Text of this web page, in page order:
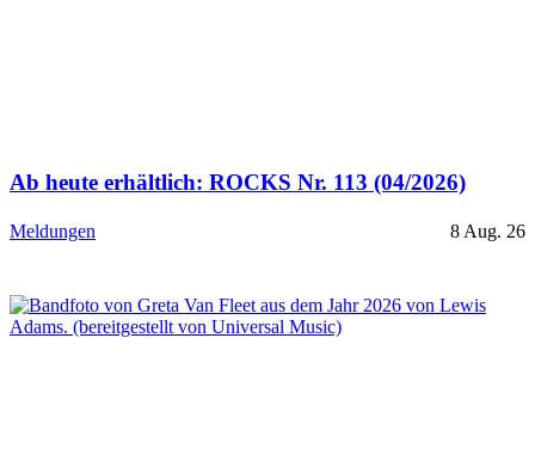
Ab heute erhältlich: ROCKS Nr. 113 (04/2026)
Meldungen 8 Aug. 26